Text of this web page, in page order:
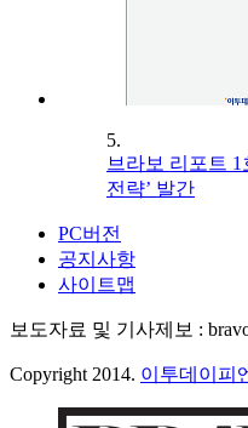
5.
브라보 리포트 1
전략’ 발간
PC버전
공지사항
사이트맵
보도자료 및 기사제보 :
Copyright 2014. 이투데이피